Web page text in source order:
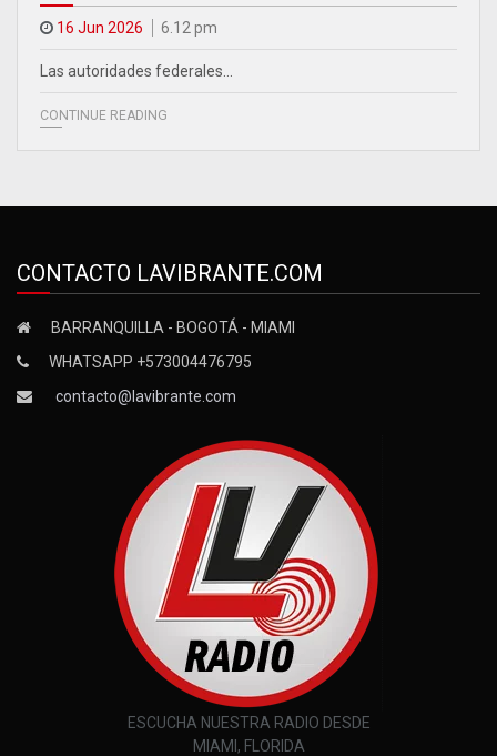
16 Jun 2026 6.12 pm
Las autoridades federales…
CONTINUE READING
CONTACTO LAVIBRANTE.COM
BARRANQUILLA - BOGOTÁ - MIAMI
WHATSAPP +573004476795
contacto@lavibrante.com
ESCUCHA NUESTRA RADIO DESDE
MIAMI, FLORIDA